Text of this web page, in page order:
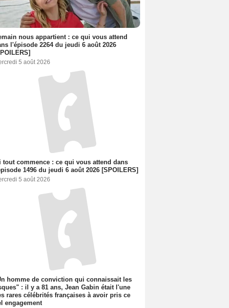
nous appartient : ce qui vous attend
l'épisode 2264 du jeudi 6 août 2026
5 août 2026
tout commence : ce qui vous attend dans
1496 du jeudi 6 août 2026 [SPOILERS]
5 août 2026
homme de conviction qui connaissait les
: il y a 81 ans, Jean Gabin était l'une
rares célébrités françaises à avoir pris ce
engagement